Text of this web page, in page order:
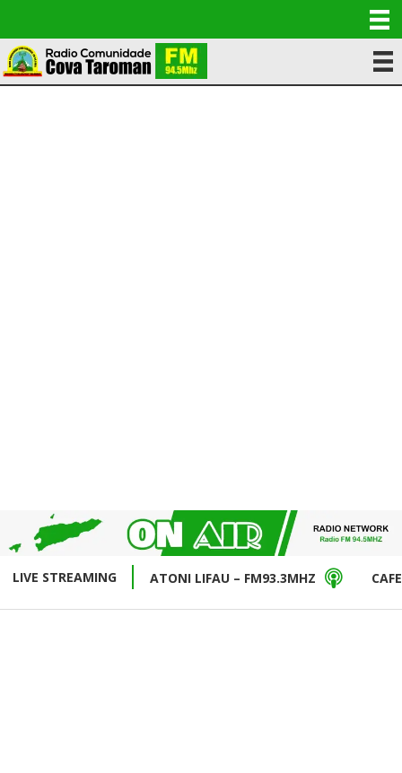
LIVE STREAMING ATONI LIFAU – FM93.3MHZ